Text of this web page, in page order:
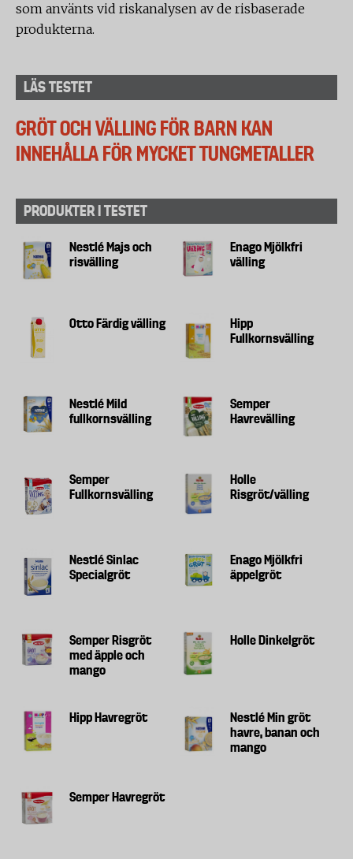
som använts vid riskanalysen av de risbaserade
produkterna.
LÄS TESTET
GRÖT OCH VÄLLING FÖR BARN KAN
INNEHÅLLA FÖR MYCKET TUNGMETALLER
PRODUKTER I TESTET
Nestlé Majs och
risvälling
Enago Mjölkfri
välling
Otto Färdig välling
Hipp
Fullkornsvälling
Nestlé Mild
fullkornsvälling
Semper
Havrevälling
Semper
Fullkornsvälling
Holle
Risgröt/välling
Nestlé Sinlac
Specialgröt
Enago Mjölkfri
äppelgröt
Semper Risgröt
med äpple och
mango
Holle Dinkelgröt
Hipp Havregröt
Nestlé Min gröt
havre, banan och
mango
Semper Havregröt